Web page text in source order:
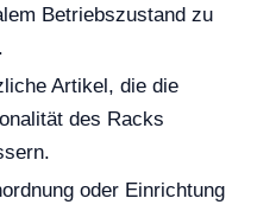
Betriebszustand zu
Artikel, die die
des Racks
oder Einrichtung